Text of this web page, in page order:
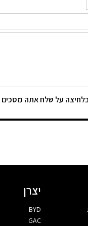
על שלח אתה מסכים
יצרן
BYD
GAC